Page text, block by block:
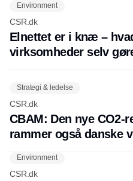
Environment
CSR.dk
Elnettet er i knæ –
virksomheder selv
Strategi & ledelse
CSR.dk
CBAM: Den nye CO2-
rammer også danske
Environment
CSR.dk